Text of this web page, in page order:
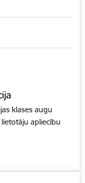
klases augu
apliecību